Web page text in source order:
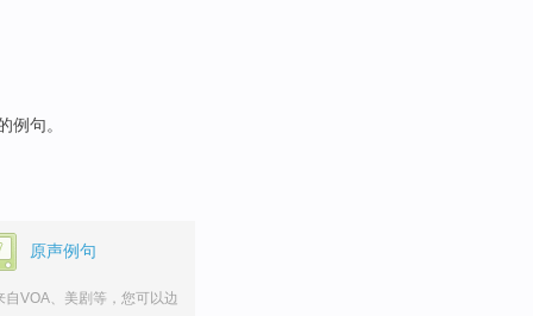
例句。
原声例句
自VOA、美剧等，您可以边